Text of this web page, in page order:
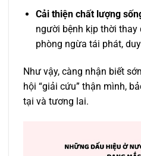
Cải thiện chất lượng
người bệnh kịp thời
phòng ngừa tái phát,
Như vậy, càng nhận biết
hội “giải cứu” thận mình,
tại và tương lai.